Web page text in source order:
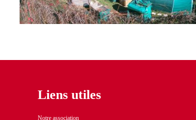
Liens utiles
Notre association